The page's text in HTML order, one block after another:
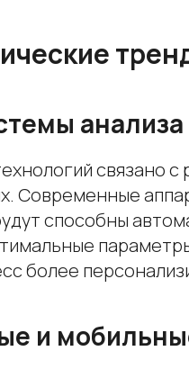
связано
Современные
способны
более
и